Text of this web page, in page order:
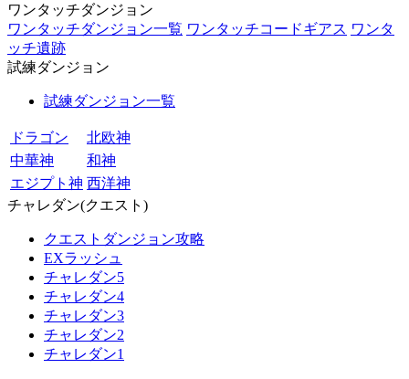
ワンタッチダンジョン
ワンタッチダンジョン一覧 ワンタッチコードギアス ワンタ
ッチ遺跡
試練ダンジョン
試練ダンジョン一覧
ドラゴン
北欧神
中華神
和神
エジプト神 西洋神
チャレダン(クエスト)
クエストダンジョン攻略
EXラッシュ
チャレダン5
チャレダン4
チャレダン3
チャレダン2
チャレダン1